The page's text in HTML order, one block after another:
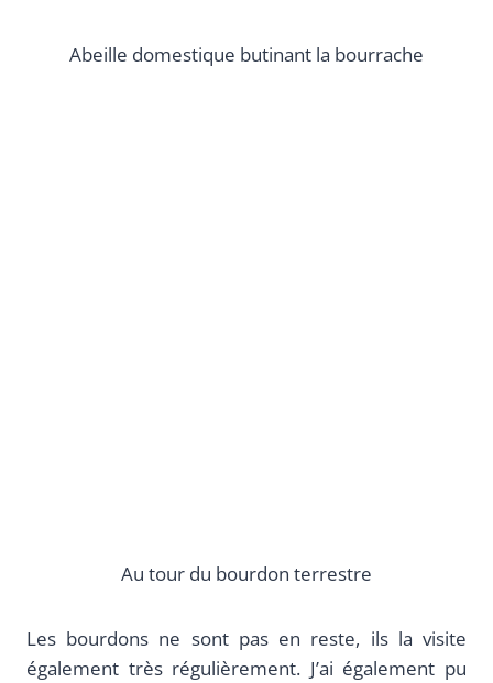
Abeille domestique butinant la bourrache
Au tour du bourdon terrestre
Les bourdons ne sont pas en reste, ils la visite
également très régulièrement. J’ai également pu